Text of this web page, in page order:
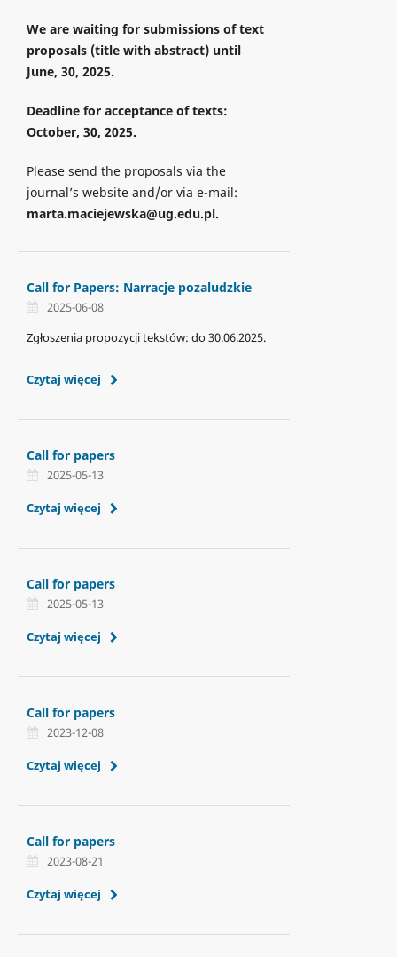
We are waiting for submissions of text
proposals (title with abstract) until
June, 30, 2025.
Deadline for acceptance of texts:
October, 30, 2025.
Please send the proposals via the
journal’s website and/or via e-mail:
marta.maciejewska@ug.edu.pl.
Call for Papers: Narracje pozaludzkie
2025-06-08
Zgłoszenia propozycji tekstów: do 30.06.2025.
Czytaj więcej
Call for papers
2025-05-13
Czytaj więcej
Call for papers
2025-05-13
Czytaj więcej
Call for papers
2023-12-08
Czytaj więcej
Call for papers
2023-08-21
Czytaj więcej